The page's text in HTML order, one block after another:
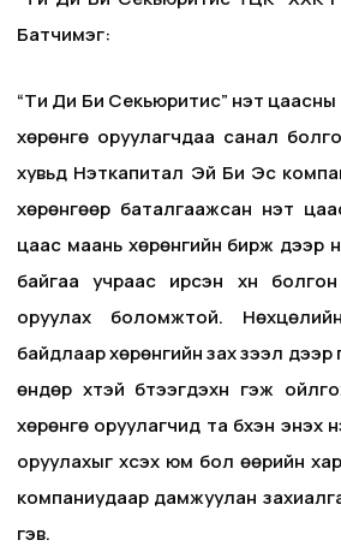
Батчимэг:
“Ти Ди Би Секьюритис” үнэт
хөрөнгө оруулагчдаа санал
хувьд Нэткапитал Эй Би Эс
хөрөнгөөр баталгаажсан үнэт
цаас маань хөрөнгийн бирж дээр
байгаа учраас ирсэн хүн
оруулах боломжтой.
байдлаар хөрөнгийн зах зээл дээр
өндөр хүүтэй бүтээгдэхүүн гэж
хөрөнгө оруулагчид та бүхэн энэхүү
оруулахыг хүсэх юм бол өөрийн
компаниудаар дамжуулан
гэв.